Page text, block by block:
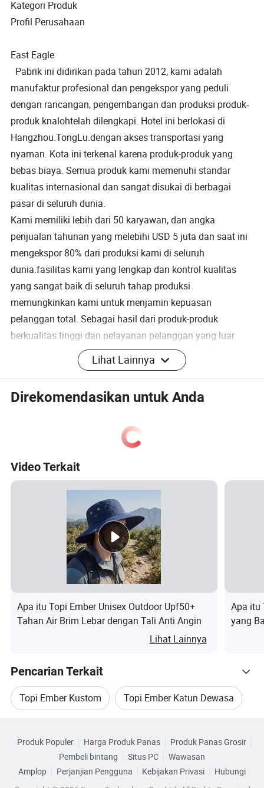
Kategori Produk
Profil Perusahaan
East Eagle
Pabrik ini didirikan pada tahun 2012, kami adalah
manufaktur profesional dan pengekspor yang peduli
dengan rancangan, pengembangan dan produksi produk-
produk knalohtelah dilengkapi. Hotel ini berlokasi di
Hangzhou.TongLu.dengan akses transportasi yang
nyaman. Kota ini terkenal karena produk-produk yang
bebas biaya. Semua produk kami memenuhi standar
kualitas internasional dan sangat disukai di berbagai
pasar di seluruh dunia.
Kami memiliki lebih dari 50 karyawan, dan angka
penjualan tahunan yang melebihi USD 5 juta dan saat ini
mengekspor 80% dari produksi kami di seluruh
dunia.fasilitas kami yang lengkap dan kontrol kualitas
yang sangat baik di seluruh tahap produksi
memungkinkan kami untuk menjamin kepuasan
pelanggan total. Sebagai hasil dari produk-produk
berkualitas tinggi dan pelayanan pelanggan yang luar
biasa, kami telah memperoleh jaringan penjualan global
yang mencapai Amerika Eropa, Italia, Kanada dan
ingin mendiskusikan pesanan khusus, silakan hubungi
yang sukses dengan klien baru di seluruh dunia dalam
Pujian Pelanggan
Manfaat logistik
Hubungi kami
1):Apakah Anda dapat mengirim contoh bebas
untuk pemeriksaan kualitas?
-Ya. Di banyak kasus, Eagle Timur dapat
memberikan sampel secara gratis.
- sebelum produksi, East Eagle bertemu dengan
seluruh manajemen masyarakat untuk lebih
jelasnya.
topi, yang mengatur dan berfokus pada setiap
detail proses produksi.
- semua material akan diperiksa oleh manajemen
Lihat Lainnya
Direkomendasikan untuk Anda
Video Terkait
Apa itu Topi Ember Unisex Outdoor Upf50+
Tahan Air Brim Lebar dengan Tali Anti Angin
Lihat Lainnya
Apa itu
yang
Pencarian Terkait
Topi Ember Kustom Topi Ember Katun Dewasa
Rancang Topi Ember
Produk Populer Harga Produk Panas
Produk Panas Grosir
Pembeli bintang
Situs PC
Wawasan
Amplop
Perjanjian Pengguna Kebijakan Privasi
Hubungi